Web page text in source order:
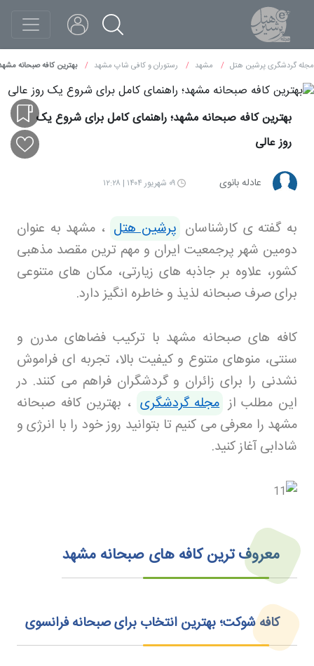
مجله گردشگری پرشین هتل مشهد رستوران و کافی شاپ مشهد بهترین کافه صبحانه
بهترین کافه صبحانه مشهد؛ راهنمای کامل برای شروع یک
روز عالی
عادله بانوی ۰۹ شهریور ۱۴۰۴ | ۱۲:۲۸
به گفته ی کارشناسان پرشین هتل ، مشهد به عنوان
دومین شهر پرجمعیت ایران و مهم ترین مقصد مذهبی
کشور، علاوه بر جاذبه های زیارتی، مکان های متنوعی
برای صرف صبحانه لذیذ و خاطره انگیز دارد.
کافه های صبحانه مشهد با ترکیب فضاهای مدرن و
سنتی، منوهای متنوع و کیفیت بالا، تجربه ای فراموش
نشدنی را برای زائران و گردشگران فراهم می کنند. در
این مطلب از مجله گردشگری ، بهترین کافه صبحانه
مشهد را معرفی می کنیم تا بتوانید روز خود را با انرژی و
شادابی آغاز کنید.
معروف ترین کافه های صبحانه مشهد
کافه شوکت؛ بهترین انتخاب برای صبحانه فرانسوی